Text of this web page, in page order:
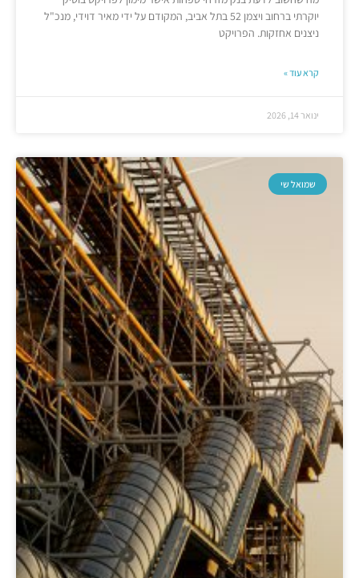
יוקרתי ברחוב ויצמן 52 בתל אביב, המקודם על ידי מאיר דוידי, מנכ"ל
ניצנים אחזקות. הפרויקט
קרא עוד »
ינואר 14, 2026
שמואל שי